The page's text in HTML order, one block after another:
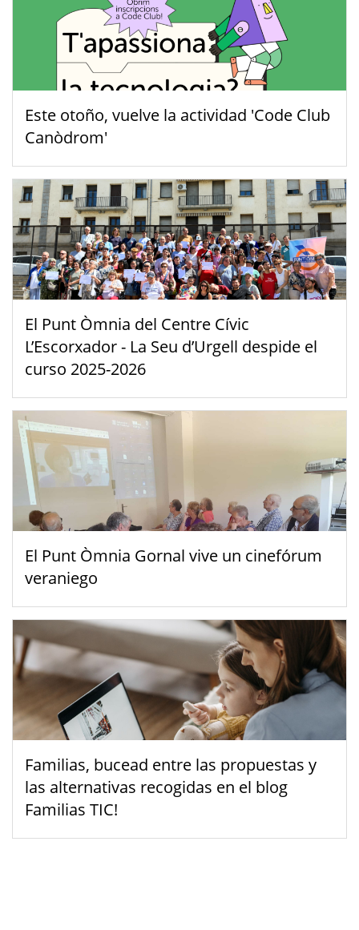
Este otoño, vuelve la actividad 'Code Club
Canòdrom'
El Punt Òmnia del Centre Cívic
L’Escorxador - La Seu d’Urgell despide el
curso 2025-2026
El Punt Òmnia Gornal vive un cinefórum
veraniego
Familias, bucead entre las propuestas y
las alternativas recogidas en el blog
Familias TIC!